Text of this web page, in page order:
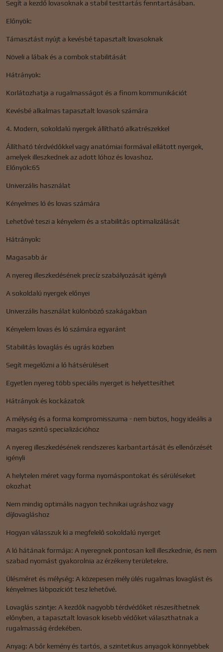
Segít a kezdő lovasoknak a stabil testtartás fenntartásában.
Előnyök:
Támasztást nyújt a kevésbé tapasztalt lovasoknak
Növeli a lábak és a combok stabilitását
Hátrányok:
Korlátozhatja a rugalmasságot és a finom kommunikációt
Kevésbé alkalmas tapasztalt lovasok számára
4. Modern, sokoldalú nyergek állítható alkatrészekkel
Állítható térdvédőkkel vagy anatómiai formával ellátott nyergek,
amelyek illeszkednek az adott lóhoz és lovashoz.
Előnyök:65
Univerzális használat
Kényelmes ló és lovas számára
Lehetővé teszi a kényelem és a stabilitás optimalizálását
Hátrányok:
Magasabb ár
A nyereg illeszkedésének precíz szabályozását igényli
A sokoldalú nyergek előnyei
Univerzális használat különböző szakágakban
Kényelem lovas és ló számára egyaránt
Stabilitás lovaglás és ugrás közben
Segít megelőzni a ló hátsérüléseit
Egyetlen nyereg több speciális nyerget is helyettesíthet
Hátrányok és kockázatok
A mélység és a forma kompromisszuma - nem biztos, hogy ideális a
magas szintű specializációhoz
A nyereg illeszkedésének rendszeres karbantartását és ellenőrzését
igényli
A helytelen méret vagy forma nyomáspontokat és sérüléseket
okozhat
Nem mindig optimális nagyon technikai ugráshoz vagy
díjlovagláshoz
Hogyan válasszuk ki a megfelelő sokoldalú nyerget
A ló hátának formája: A nyeregnek pontosan kell illeszkednie, és nem
szabad nyomást gyakorolnia az érzékeny területekre.
Ülésméret és mélység: A közepesen mély ülés rugalmas lovaglást és
kényelmes lábpozíciót tesz lehetővé.
Lovaglás szintje: A kezdők nagyobb térdvédőket részesíthetnek
előnyben, a tapasztalt lovasok kisebb védőket választhatnak a
rugalmasság érdekében.
Anyag: A bőr kemény és tartós, a szintetikus anyagok könnyebbek